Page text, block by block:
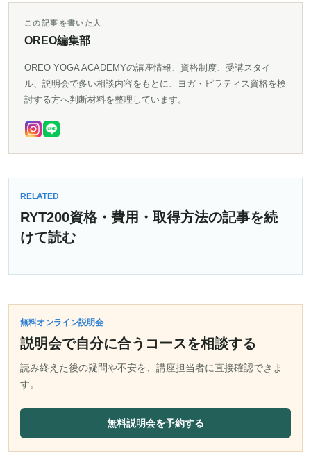
この記事を書いた人
OREO編集部
OREO YOGA ACADEMYの講座情報、資格制度、受講スタイ
ル、説明会で多い相談内容をもとに、ヨガ・ピラティス資格を検
討する方へ判断材料を整理しています。
RELATED
RYT200資格・費用・取得方法の記事を続
けて読む
無料オンライン説明会
説明会で自分に合うコースを相談する
読み終えた後の疑問や不安を、講座担当者に直接確認できま
す。
無料説明会を予約する